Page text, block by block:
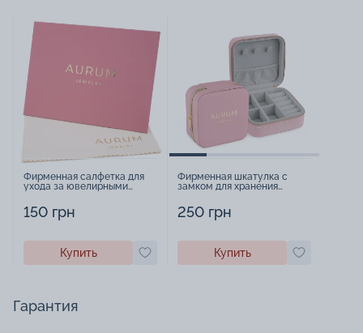
Фирменная салфетка для
ухода за ювелирными
150 грн
Купить
Фирменная шкатулка с
замком для хранения
250 грн
Купить
Гарантия